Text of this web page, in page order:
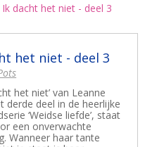
dacht het niet - deel 3
het niet - deel 3
het niet’ van Leanne
derde deel in de heerlijke
‘Weidse liefde’, staat
een onverwachte
Wanneer haar tante